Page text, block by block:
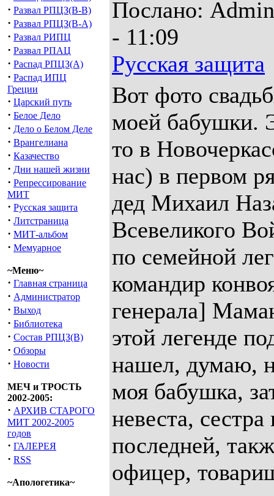
· Развал РПЦЗ(В-В)
· Развал РПЦЗ(В-А)
· Развал РИПЦ
· Развал РПАЦ
· Распад РПЦЗ(А)
· Распад ИПЦ
Греции
· Царский путь
· Белое Дело
· Дело о Белом Деле
· Врангелиана
· Казачество
· Дни нашей жизни
· Репрессирование
МИТ
· Русская защита
· Литстраница
· МИТ-альбом
· Мемуарное
~Меню~
· Главная страница
· Администратор
· Выход
· Библиотека
· Состав РПЦЗ(В)
· Обзоры
· Новости
МЕЧ и ТРОСТЬ
2002-2005:
· АРХИВ СТАРОГО
МИТ 2002-2005
годов
· ГАЛЕРЕЯ
· RSS
~Апологетика~
Послано:
- 11:09
Русская защита
Вот фото
моей бабушки.
то в
нас) в первом
дед Михаил
Всевеликого
по семейной
командир
генерала]
этой легенде
нашел, думаю,
моя бабушка,
невеста,
последней,
офицер,